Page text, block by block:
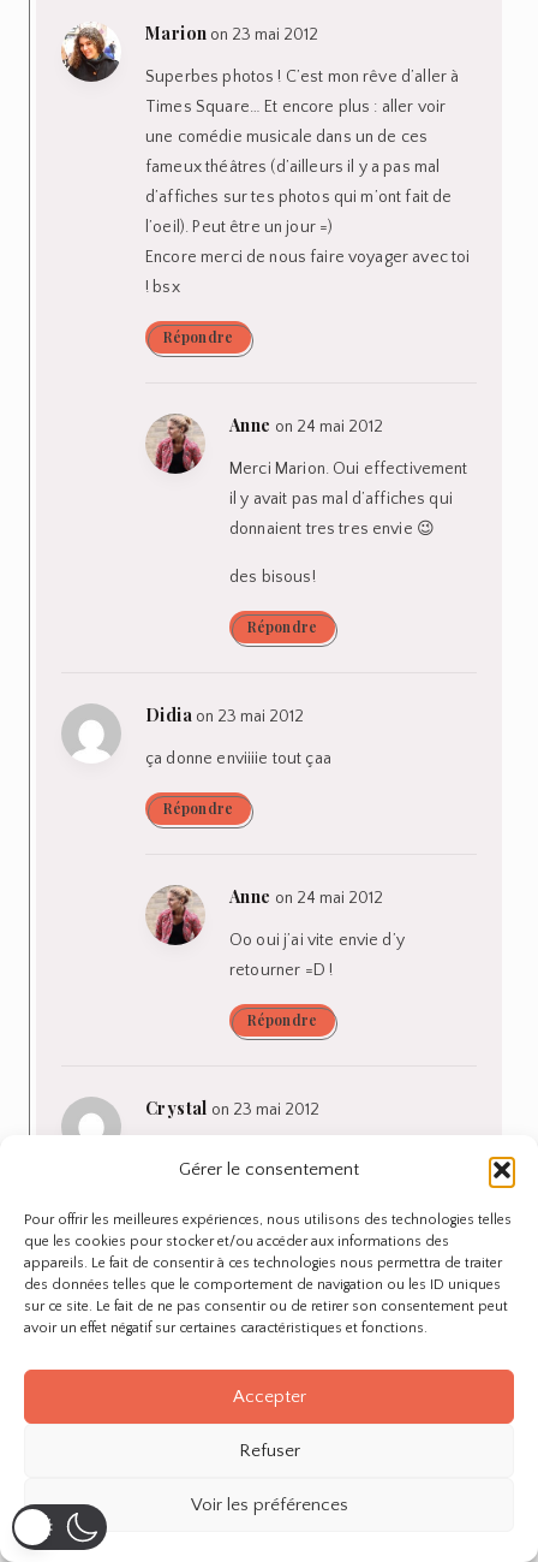
Gérer le consentement
Pour offrir les meilleures expériences, nous utilisons des technologies telles
que les cookies pour stocker et/ou accéder aux informations des
appareils. Le fait de consentir à ces technologies nous permettra de traiter
des données telles que le comportement de navigation ou les ID uniques
sur ce site. Le fait de ne pas consentir ou de retirer son consentement peut
avoir un effet négatif sur certaines caractéristiques et fonctions.
Accepter
Refuser
Voir les préférences
Marion on 23 mai 2012
Superbes photos ! C’est mon rêve d’aller à
Times Square… Et encore plus : aller voir
une comédie musicale dans un de ces
fameux théâtres (d’ailleurs il y a pas mal
d’affiches sur tes photos qui m’ont fait de
l’oeil). Peut être un jour =)
Encore merci de nous faire voyager avec toi
! bsx
Répondre
Anne on 24 mai 2012
Merci Marion. Oui effectivement
il y avait pas mal d’affiches qui
donnaient tres tres envie 😉
des bisous!
Répondre
Didia on 23 mai 2012
ça donne enviiiie tout çaa
Répondre
Anne on 24 mai 2012
Oo oui j’ai vite envie d’y
retourner =D !
Répondre
Crystal on 23 mai 2012
aller dans un avenir proche…
Répondre
on 23 mai 2012
une tres belle ville a visiter 🙂 !
Répondre